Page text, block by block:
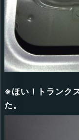
※ほい！トランク
た。